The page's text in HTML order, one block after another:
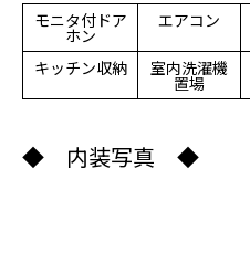
モニタ付ドア
ホン
エアコン
キッチン収納
室内洗濯機
置場
◆ 内装写真 ◆